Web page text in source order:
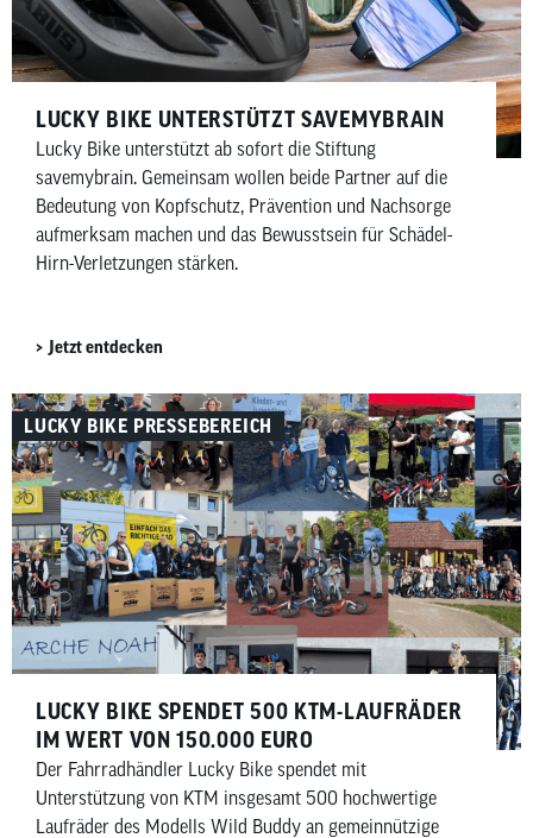
LUCKY BIKE UNTERSTÜTZT SAVEMYBRAIN​
Lucky Bike unterstützt ab sofort die Stiftung
savemybrain. Gemeinsam wollen beide Partner auf die
Bedeutung von Kopfschutz, Prävention und Nachsorge
aufmerksam machen und das Bewusstsein für Schädel-
Hirn-Verletzungen stärken.
Jetzt entdecken
LUCKY BIKE PRESSEBEREICH
LUCKY BIKE SPENDET 500 KTM-LAUFRÄDER
IM WERT VON 150.000 EURO
Der Fahrradhändler Lucky Bike spendet mit
Unterstützung von KTM insgesamt 500 hochwertige
Laufräder des Modells Wild Buddy an gemeinnützige